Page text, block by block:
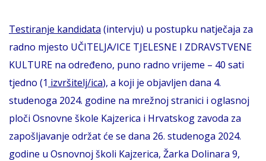
Testiranje kandidata (intervju) u postupku natječaja za
radno mjesto UČITELJA/ICE TJELESNE I ZDRAVSTVENE
KULTURE na određeno, puno radno vrijeme – 40 sati
tjedno (1 izvršitelj/ica), a koji je objavljen dana 4.
studenoga 2024. godine na mrežnoj stranici i oglasnoj
ploči Osnovne škole Kajzerica i Hrvatskog zavoda za
zapošljavanje održat će se dana 26. studenoga 2024.
godine u Osnovnoj školi Kajzerica, Žarka Dolinara 9,